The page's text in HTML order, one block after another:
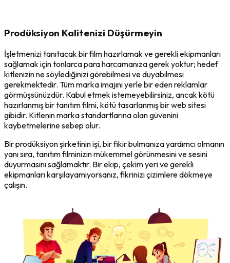
Prodüksiyon Kalitenizi Düşürmeyin
İşletmenizi tanıtacak bir film hazırlamak ve gerekli ekipmanları
sağlamak için tonlarca para harcamanıza gerek yoktur; hedef
kitlenizin ne söylediğinizi görebilmesi ve duyabilmesi
gerekmektedir. Tüm marka imajını yerle bir eden reklamlar
görmüşsünüzdür. Kabul etmek istemeyebilirsiniz, ancak kötü
hazırlanmış bir tanıtım filmi, kötü tasarlanmış bir web sitesi
gibidir. Kitlenin marka standartlarına olan güvenini
kaybetmelerine sebep olur.
Bir prodüksiyon şirketinin işi, bir fikir bulmanıza yardımcı olmanın
yanı sıra, tanıtım filminizin mükemmel görünmesini ve sesini
duyurmasını sağlamaktır. Bir ekip, çekim yeri ve gerekli
ekipmanları karşılayamıyorsanız, fikrinizi çizimlere dökmeye
çalışın.